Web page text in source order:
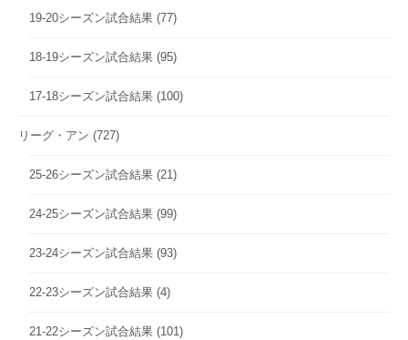
19-20シーズン試合結果 (77)
18-19シーズン試合結果 (95)
17-18シーズン試合結果 (100)
リーグ・アン (727)
25-26シーズン試合結果 (21)
24-25シーズン試合結果 (99)
23-24シーズン試合結果 (93)
22-23シーズン試合結果 (4)
21-22シーズン試合結果 (101)